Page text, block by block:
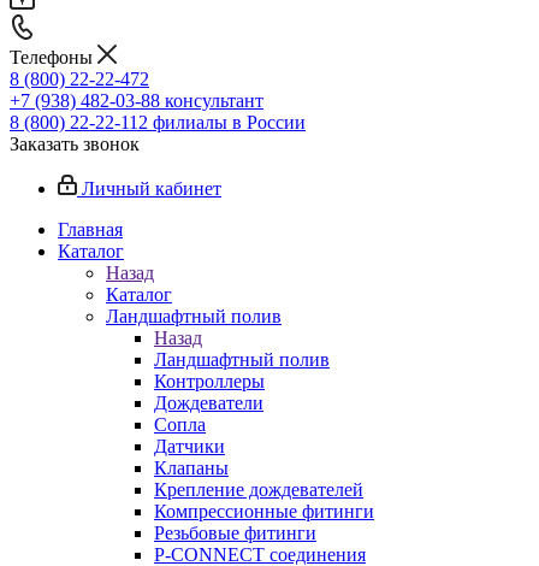
Телефоны
8 (800) 22-22-472
+7 (938) 482-03-88 консультант
8 (800) 22-22-112 филиалы в России
Заказать звонок
Личный кабинет
Главная
Каталог
Назад
Каталог
Ландшафтный полив
Назад
Ландшафтный полив
Контроллеры
Дождеватели
Сопла
Датчики
Клапаны
Крепление дождевателей
Компрессионные фитинги
Резьбовые фитинги
P-CONNECT соединения